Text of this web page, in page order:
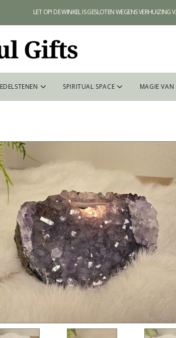
EDELSTENEN SPIRITUAL SPACE MAGIE
LET OP! DE WINKEL IS GESLOTEN WEGENS